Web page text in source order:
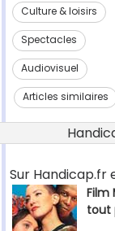
Culture & loisirs
Spectacles
Audiovisuel
Articles similaires
Sur Handicap.fr
Film
tout